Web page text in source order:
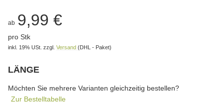
ab 9,99 €
pro Stk
inkl. 19% USt. zzgl. Versand (DHL - Paket)
LÄNGE
Möchten Sie mehrere Varianten gleichzeitig bestellen?
Zur Bestelltabelle